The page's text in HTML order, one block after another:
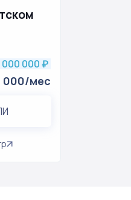
000 000 ₽
000/мес